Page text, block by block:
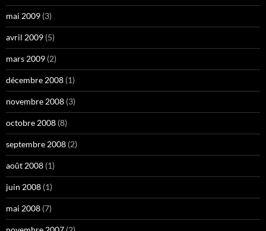
mai 2009 (3)
avril 2009 (5)
mars 2009 (2)
décembre 2008 (1)
novembre 2008 (3)
octobre 2008 (8)
septembre 2008 (2)
août 2008 (1)
juin 2008 (1)
mai 2008 (7)